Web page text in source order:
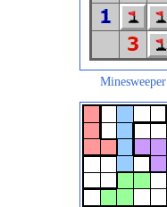
Minesweeper